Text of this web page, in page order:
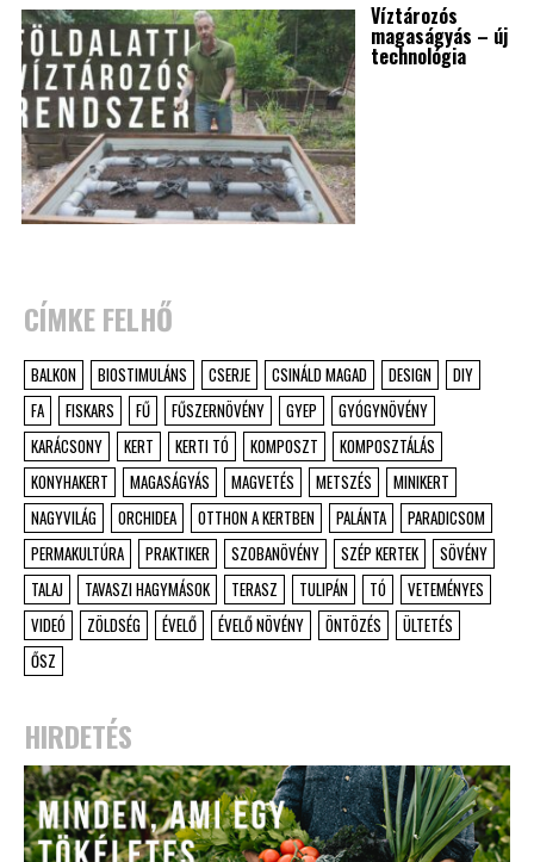
Víztározós
magaságyás – új
technológia
CÍMKE FELHŐ
BALKON BIOSTIMULÁNS CSERJE CSINÁLD MAGAD DESIGN
DIY
FA
FISKARS FŰ FŰSZERNÖVÉNY GYEP
GYÓGYNÖVÉNY
KARÁCSONY
KERT KERTI TÓ KOMPOSZT
KOMPOSZTÁLÁS
KONYHAKERT
MAGASÁGYÁS MAGVETÉS METSZÉS
MINIKERT
NAGYVILÁG
ORCHIDEA OTTHON A KERTBEN PALÁNTA
PARADICSOM
PERMAKULTÚRA
PRAKTIKER SZOBANÖVÉNY SZÉP KERTEK
SÖVÉNY
TALAJ
TAVASZI HAGYMÁSOK TERASZ TULIPÁN TÓ
VETEMÉNYES
VIDEÓ
ZÖLDSÉG ÉVELŐ ÉVELŐ NÖVÉNY ÖNTÖZÉS
ÜLTETÉS
ŐSZ
HIRDETÉS